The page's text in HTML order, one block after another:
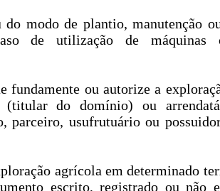
modo de plantio, manutenção
de utilização de máquinas
ou autorize a
(titular do domínio) ou
parceiro, usufrutuário ou
agrícola em determinado
escrito, registrado ou não